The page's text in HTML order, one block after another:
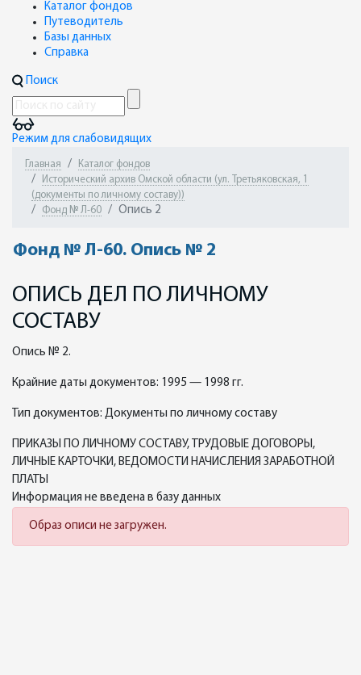
Каталог фондов
Путеводитель
Базы данных
Справка
Поиск
Режим для слабовидящих
Главная
Каталог фондов
Исторический архив Омской области (ул. Третьяковская, 1
(документы по личному составу))
Фонд № Л-60
Опись 2
Фонд № Л-60. Опись № 2
ОПИСЬ ДЕЛ ПО ЛИЧНОМУ
СОСТАВУ
Опись № 2.
Крайние даты документов: 1995 — 1998 гг.
Тип документов: Документы по личному составу
ПРИКАЗЫ ПО ЛИЧНОМУ СОСТАВУ, ТРУДОВЫЕ ДОГОВОРЫ,
ЛИЧНЫЕ КАРТОЧКИ, ВЕДОМОСТИ НАЧИСЛЕНИЯ ЗАРАБОТНОЙ
ПЛАТЫ
Информация не введена в базу данных
Образ описи не загружен.